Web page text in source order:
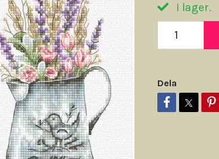
I lager.
Dela